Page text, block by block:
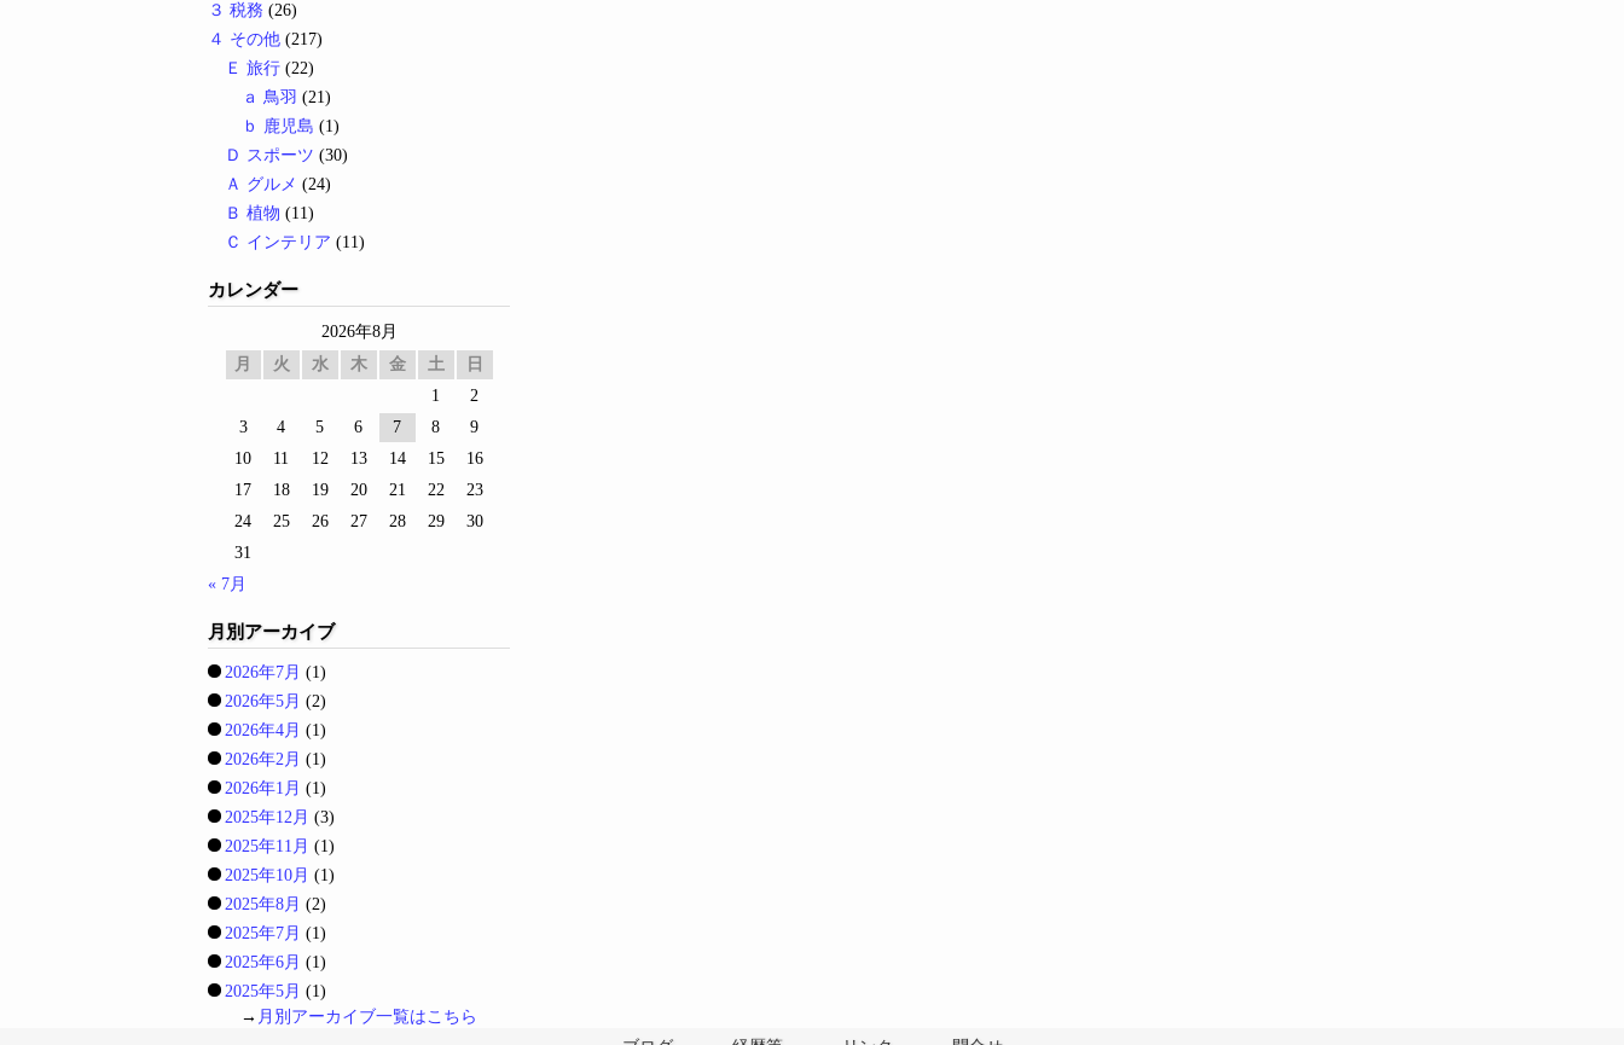
３ 税務 (26)
４ その他 (217)
Ｅ 旅行 (22)
ａ 鳥羽 (21)
ｂ 鹿児島 (1)
Ｄ スポーツ (30)
Ａ グルメ (24)
Ｂ 植物 (11)
Ｃ インテリア (11)
カレンダー
2026年8月
月
火 水 木 金 土
日
1
2
3
4 5 6 7 8
9
10
11 12 13 14 15
16
17
18 19 20 21 22
23
24
25 26 27 28 29
30
31
« 7月
月別アーカイブ
2026年7月 (1)
2026年5月 (2)
2026年4月 (1)
2026年2月 (1)
2026年1月 (1)
2025年12月 (3)
2025年11月 (1)
2025年10月 (1)
2025年8月 (2)
2025年7月 (1)
2025年6月 (1)
2025年5月 (1)
→ 月別アーカイブ一覧はこちら